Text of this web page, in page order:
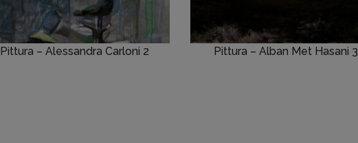
Pittura – Alessandra Carloni 2 Pittura – Alban Met Hasani 3